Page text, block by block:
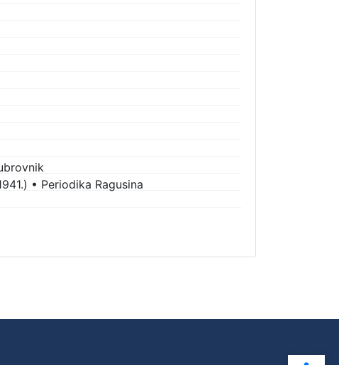
• Periodika Ragusina